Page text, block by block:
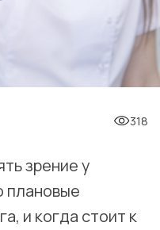
318
зрение у
плановые
и когда стоит к